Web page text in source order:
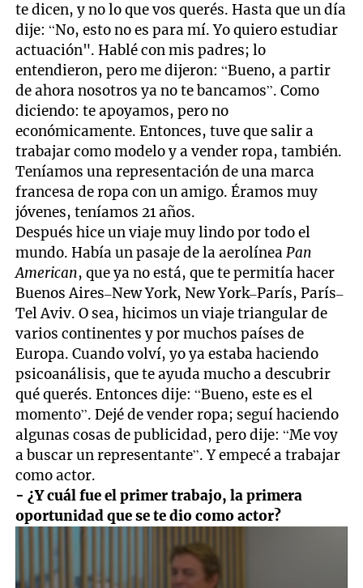
te dicen, y no lo que vos querés. Hasta que un día
dije: “No, esto no es para mí. Yo quiero estudiar
actuación". Hablé con mis padres; lo
entendieron, pero me dijeron: “Bueno, a partir
de ahora nosotros ya no te bancamos”. Como
diciendo: te apoyamos, pero no
económicamente. Entonces, tuve que salir a
trabajar como modelo y a vender ropa, también.
Teníamos una representación de una marca
francesa de ropa con un amigo. Éramos muy
jóvenes, teníamos 21 años.
Después hice un viaje muy lindo por todo el
mundo. Había un pasaje de la aerolíneaPan
American, que ya no está, que te permitía hacer
Buenos Aires–New York, New York–París, París–
Tel Aviv. O sea, hicimos un viaje triangular de
varios continentes y por muchos países de
Europa. Cuando volví, yo ya estaba haciendo
psicoanálisis, que te ayuda mucho a descubrir
qué querés. Entonces dije: “Bueno, este es el
momento”. Dejé de vender ropa; seguí haciendo
algunas cosas de publicidad, pero dije: “Me voy
a buscar un representante”. Y empecé a trabajar
como actor.
- ¿Y cuál fue el primer trabajo, la primera
oportunidad que se te dio como actor?